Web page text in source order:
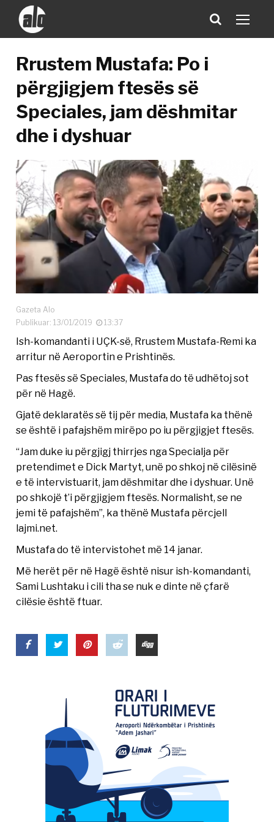
Rrustem Mustafa: Po i
përgjigjem ftesës së
Speciales, jam dëshmitar
dhe i dyshuar
Gazeta Alo
Publikuar: 13/01/2019
13:37
Ish-komandanti i UÇK-së, Rrustem Mustafa-Remi ka
arritur në Aeroportin e Prishtinës.
Pas ftesës së Speciales, Mustafa do të udhëtoj sot
për në Hagë.
Gjatë deklaratës së tij për media, Mustafa ka thënë
se është i pafajshëm mirëpo po iu përgjigjet ftesës.
“Jam duke iu përgjigj thirrjes nga Specialja për
pretendimet e Dick Martyt, unë po shkoj në cilësinë
e të intervistuarit, jam dëshmitar dhe i dyshuar. Unë
po shkojë t’i përgjigjem ftesës. Normalisht, se ne
jemi të pafajshëm”, ka thënë Mustafa përcjell
lajmi.net.
Mustafa do të intervistohet më 14 janar.
Më herët për në Hagë është nisur ish-komandanti,
Sami Lushtaku i cili tha se nuk e dinte në çfarë
cilësie është ftuar.